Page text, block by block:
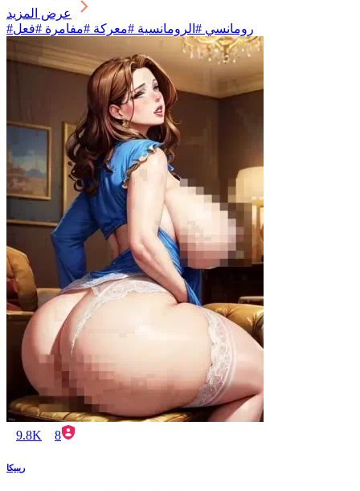
عرض المزيد
#رومانسي #الرومانسية #معركة #مفامرة #فعل
9.8K 8
ريبيكا